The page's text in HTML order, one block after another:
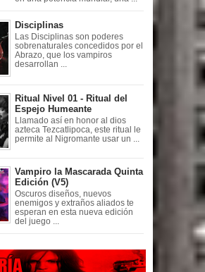
Disciplinas
Las Disciplinas son poderes
sobrenaturales concedidos por el
Abrazo, que los vampiros
desarrollan ...
Ritual Nivel 01 - Ritual del
Espejo Humeante
Llamado así en honor al dios
azteca Tezcatlipoca, este ritual le
permite al Nigromante usar un ...
Vampiro la Mascarada Quinta
Edición (V5)
Oscuros diseños, nuevos
enemigos y extraños aliados te
esperan en esta nueva edición
del juego ...